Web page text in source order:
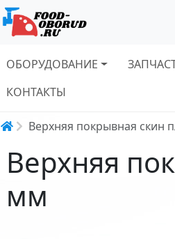
Основная навигация
ОБОРУДОВАНИЕ
КОНТАКТЫ
Строка
Верхняя покрывная скин
Верхняя
мм